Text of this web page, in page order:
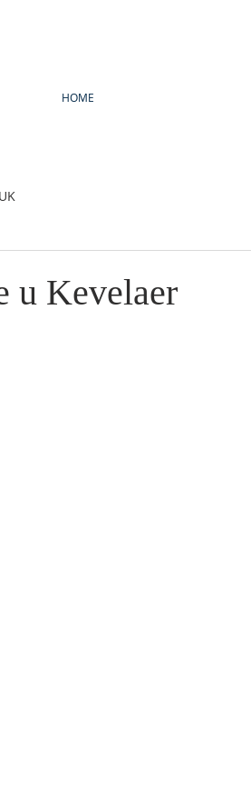
HOME
u Kevelaer